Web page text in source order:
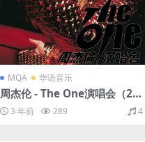
MQA 华语音乐
周杰伦 - The One演唱会（20
02/FLAC/分轨/680M）(MQ
A/16bit/44.1kHz)
3 年前 289 4